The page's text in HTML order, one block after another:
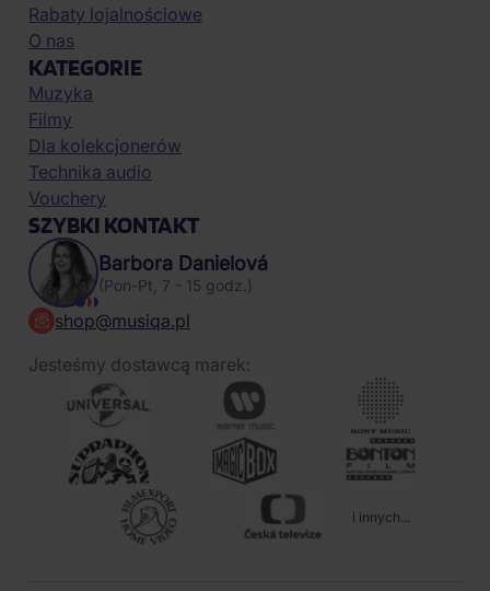
Rabaty lojalnościowe
O nas
KATEGORIE
Muzyka
Filmy
Dla kolekcjonerów
Technika audio
Vouchery
SZYBKI KONTAKT
Barbora Danielová
(Pon-Pt, 7 - 15 godz.)
shop@musiqa.pl
Jesteśmy dostawcą marek:
i innych...